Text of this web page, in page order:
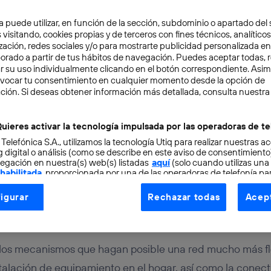
2 min
de red: un año de
en estandarización
mecanismos que hagan posible una red mucho más
de equipamiento en el hogar, así como la
puede utilizar, en función de la sección, subdominio o apartado del
visitando, cookies propias y de terceros con fines técnicos,
redes sociales y/o para mostrarte publicidad personalizada
a partir de tus hábitos de navegación. Puedes aceptar todas,
su uso individualmente clicando en el botón correspondiente.
tu consentimiento en cualquier momento desde la opción de
Si deseas obtener información más detallada, consulta nuestra
activar la tecnología impulsada por las operadoras de
S.A., utilizamos la tecnología Utiq para realizar nuestras
digital o análisis (como se describe en este aviso de
en nuestra(s) web(s) listadas aquí(solo cuando utilizas una
, proporcionada por una de las operadoras de telefonía
consentimiento en cada página web).
Utiq está diseñada con la privacidad como prioridad
la conexión que utilizas (p. ej., número de teléfono móvil).
se asigna a la conexión de internet, por lo que cualquier
Rechazar todas